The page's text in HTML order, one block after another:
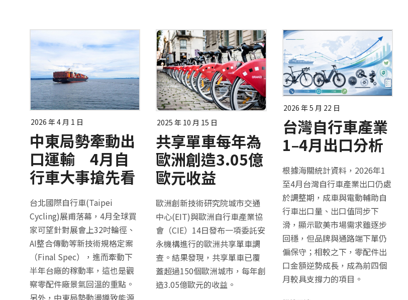
2026 年 4 月 1 日
中東局勢牽動出
口運輸 4月自
行車大事搶先看
台北國際自行車(Taipei
Cycling)展甫落幕，4月全球買
家可望針對展會上32吋輪徑、
AI整合傳動等新技術規格定案
（Final Spec），進而牽動下
半年台廠的稼動率，這也是觀
察零配件廠景氣回溫的重點。
另外，中東局勢動盪導致能源
2025 年 10 月 15 日
共享單車每年為
歐洲創造3.05億
歐元收益
歐洲創新技術研究院城市交通
中心(EIT)與歐洲自行車產業協
會（CIE）14日發布一項委託安
永機構進行的歐洲共享單車調
查。結果發現，共享單車已覆
蓋超過150個歐洲城市，每年創
造3.05億歐元的收益。
2026 年 5 月 22 日
台灣自行車產業
1–4月出口分析
根據海關統計資料，2026年1
至4月台灣自行車產業出口仍處
於調整期，成車與電動輔助自
行車出口量、出口值同步下
滑，顯示歐美市場需求雖逐步
回穩，但品牌與通路端下單仍
偏保守；相較之下，零配件出
口金額逆勢成長，成為前四個
月較具支撐力的項目。